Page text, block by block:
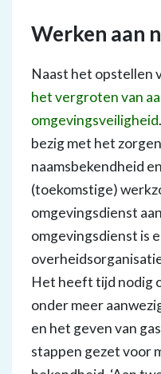
Werken aan
Naast het opstellen
het vergroten van
omgevingsveiligheid
bezig met het
naamsbekendheid
(toekomstige)
omgevingsdienst
omgevingsdienst is
Het heeft tijd nodig
onder meer
en het geven van
stappen gezet voor